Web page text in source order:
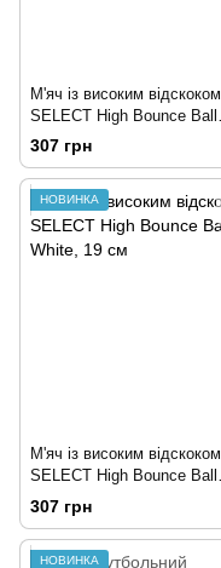
М'яч із високим відскоком
SELECT High Bounce Ball
Green
307 грн
НОВИНКА
М'яч із високим відскоком
SELECT High Bounce Ball
White
307 грн
НОВИНКА